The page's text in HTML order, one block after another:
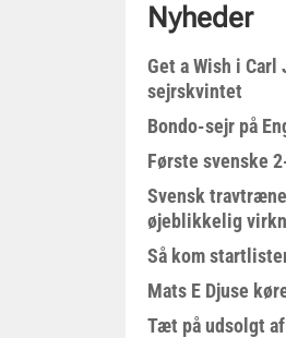
Nyheder
Get a Wish i Carl
sejrskvintet
Bondo-sejr på
Første svenske
Svensk
øjeblikkelig
Så kom
Mats E Djuse
Tæt på udsolgt